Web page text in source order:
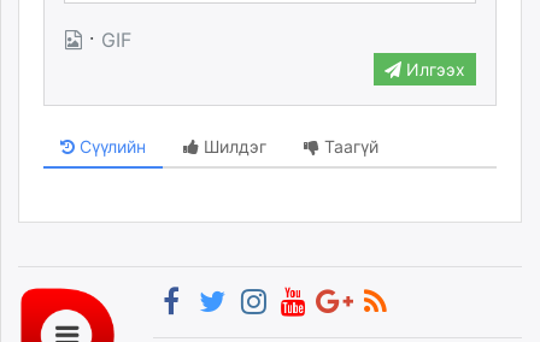
· GIF
Илгээх
Сүүлийн Шилдэг Таагүй